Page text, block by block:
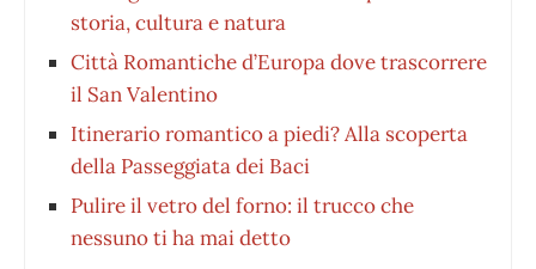
storia, cultura e natura
Città Romantiche d’Europa dove trascorrere
il San Valentino
Itinerario romantico a piedi? Alla scoperta
della Passeggiata dei Baci
Pulire il vetro del forno: il trucco che
nessuno ti ha mai detto